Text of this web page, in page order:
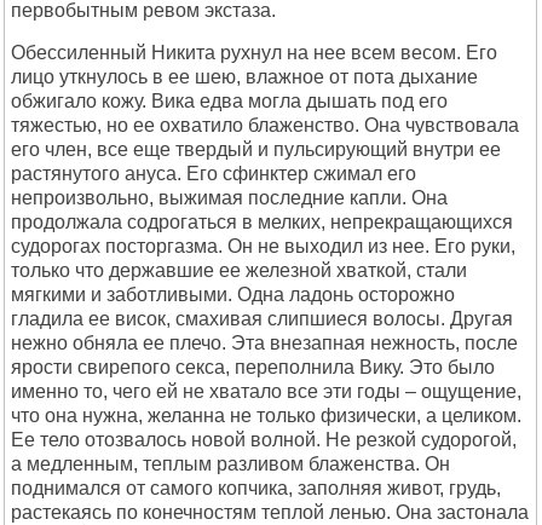
первобытным ревом экстаза.
Обессиленный Никита рухнул на нее всем весом. Его
лицо уткнулось в ее шею, влажное от пота дыхание
обжигало кожу. Вика едва могла дышать под его
тяжестью, но ее охватило блаженство. Она чувствовала
его член, все еще твердый и пульсирующий внутри ее
растянутого ануса. Его сфинктер сжимал его
непроизвольно, выжимая последние капли. Она
продолжала содрогаться в мелких, непрекращающихся
судорогах посторгазма. Он не выходил из нее. Его руки,
только что державшие ее железной хваткой, стали
мягкими и заботливыми. Одна ладонь осторожно
гладила ее висок, смахивая слипшиеся волосы. Другая
нежно обняла ее плечо. Эта внезапная нежность, после
ярости свирепого секса, переполнила Вику. Это было
именно то, чего ей не хватало все эти годы – ощущение,
что она нужна, желанна не только физически, а целиком.
Ее тело отозвалось новой волной. Не резкой судорогой,
а медленным, теплым разливом блаженства. Он
поднимался от самого копчика, заполняя живот, грудь,
растекаясь по конечностям теплой ленью. Она застонала